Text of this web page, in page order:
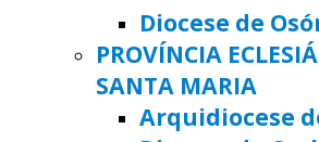
Diocese de
PROVÍNCIA
SANTA MARIA
Arquidiocese